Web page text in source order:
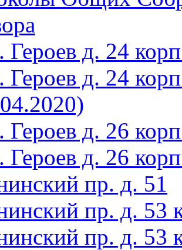
Героев д. 24
Героев д. 24
Героев д. 26
Героев д. 26
пр. д. 51
пр. д. 53
пр. д. 53